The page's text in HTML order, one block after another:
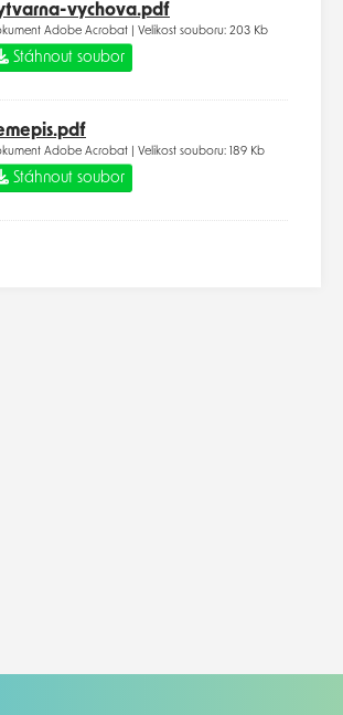
vychova.pdf
Adobe Acrobat | Velikost souboru: 203 Kb
Stáhnout soubor
Adobe Acrobat | Velikost souboru: 189 Kb
Stáhnout soubor